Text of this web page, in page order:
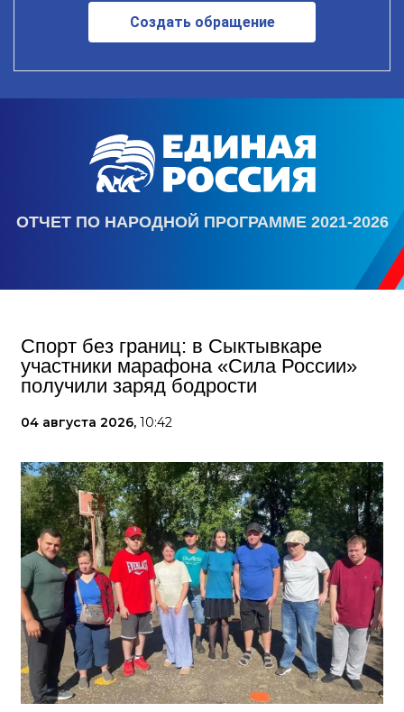
Создать обращение
ОТЧЕТ ПО НАРОДНОЙ ПРОГРАММЕ 2021-2026
Спорт без границ: в Сыктывкаре
участники марафона «Сила России»
получили заряд бодрости
04 августа 2026, 10:42